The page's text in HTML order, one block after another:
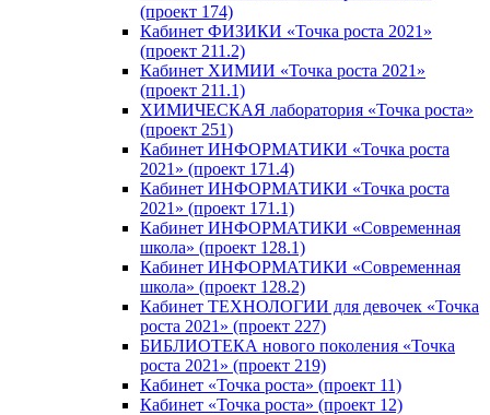
(проект 174)
Кабинет ФИЗИКИ «Точка роста 2021»
(проект 211.2)
Кабинет ХИМИИ «Точка роста 2021»
(проект 211.1)
ХИМИЧЕСКАЯ лаборатория «Точка роста»
(проект 251)
Кабинет ИНФОРМАТИКИ «Точка роста
2021» (проект 171.4)
Кабинет ИНФОРМАТИКИ «Точка роста
2021» (проект 171.1)
Кабинет ИНФОРМАТИКИ «Современная
школа» (проект 128.1)
Кабинет ИНФОРМАТИКИ «Современная
школа» (проект 128.2)
Кабинет ТЕХНОЛОГИИ для девочек «Точка
роста 2021» (проект 227)
БИБЛИОТЕКА нового поколения «Точка
роста 2021» (проект 219)
Кабинет «Точка роста» (проект 11)
Кабинет «Точка роста» (проект 12)